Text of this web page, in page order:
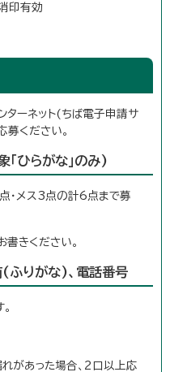
印有効
ターネット(ちば電子申請サ
募ください。
ひらがな」のみ)
・メス3点の計6点まで募
きください。
ふりがな)、電話番号
があった場合、2口以上応